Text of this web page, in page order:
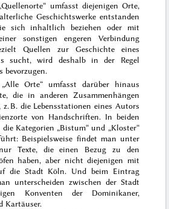
umfasst diejenigen Orte,
Geschichtswerke entstanden
sich inhaltlich beziehen oder mit
sonstigen engeren Verbindung
Quellen zur Geschichte eines
sucht, wird deshalb in der Regel
bevorzugen.
Orte“ umfasst darüber hinaus
die in anderen Zusammenhängen
B. die Lebensstationen eines Autors
von Handschriften. In beiden
Kategorien „Bistum“ und „Kloster“
Beispielsweise findet man unter
Texte, die einen Bezug zu den
haben, aber nicht diejenigen mit
die Stadt Köln. Und beim Eintrag
unterscheiden zwischen der Stadt
Konventen der Dominikaner,
Kartäuser.